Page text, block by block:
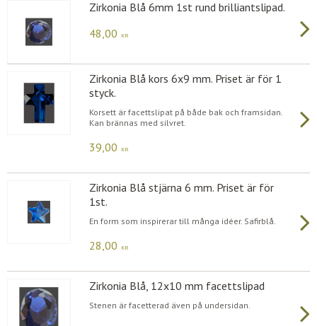
Zirkonia Blå 6mm 1st rund brilliantslipad.
48,00
KR
Zirkonia Blå kors 6x9 mm. Priset är för 1
styck.
Korsett är facettslipat på både bak och framsidan.
Kan brännas med silvret.
39,00 KR
Zirkonia Blå stjärna 6 mm. Priset är för
1st.
En form som inspirerar till många idéer. Safirblå.
28,00 KR
Zirkonia Blå, 12x10 mm facettslipad
Stenen är facetterad även på undersidan.